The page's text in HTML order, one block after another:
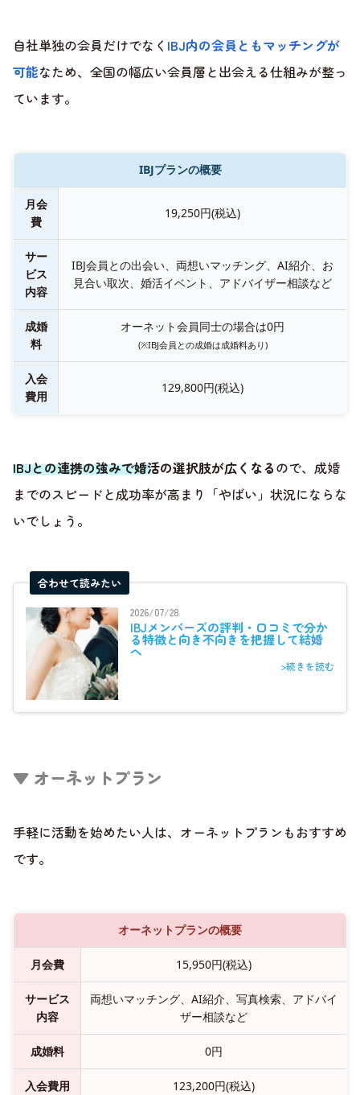
自社単独の会員だけでなく IBJ内の会員ともマッチングが
可能なため、全国の幅広い会員層と出会える仕組みが整っ
ています。
IBJプランの概要
月会
費
19,250円(税込)
サー
ビス
内容
IBJ会員との出会い、両想いマッチング、AI紹介、お
見合い取次、婚活イベント、アドバイザー相談など
成婚
料
オーネット会員同士の場合は0円
(※IBJ会員との成婚は成婚料あり)
入会
費用
129,800円(税込)
IBJとの連携の強みで婚活の選択肢が広くなるので、成婚
までのスピードと成功率が高まり「やばい」状況にならな
いでしょう。
合わせて読みたい
2026/07/28
IBJメンバーズの評判・口コミで分か
る特徴と向き不向きを把握して結婚
へ
>続きを読む
▼ オーネットプラン
手軽に活動を始めたい人は、オーネットプランもおすすめ
です。
オーネットプランの概要
月会費 15,950円(税込)
サービス
内容
両想いマッチング、AI紹介、写真検索、アドバイ
ザー相談など
成婚料 0円
入会費用 123,200円(税込)